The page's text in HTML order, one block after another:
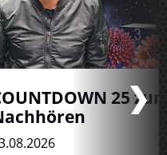
25 zum